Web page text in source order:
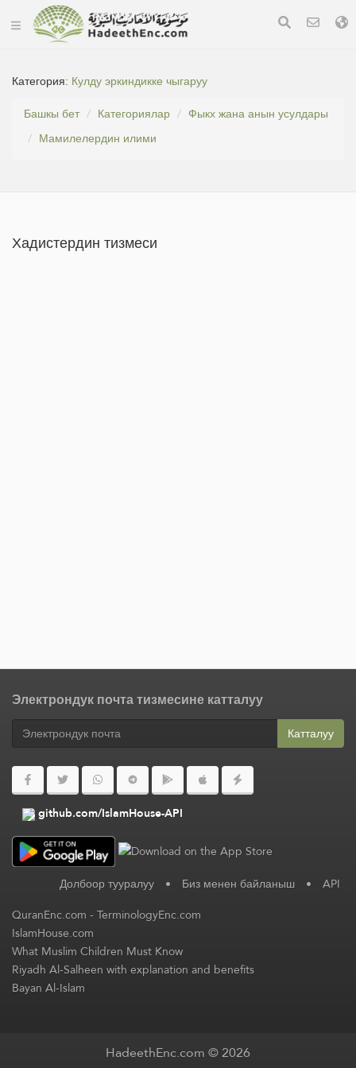
Категория: Кулду эркиндикке чыгаруу
Башкы бет
Категориялар
Фыкх жана анын усулдары
Мамилелердин илими
Хадистердин тизмеси
Электрондук почта тизмесине катталуу
Катталуу
github.com/IslamHouse-API
Долбоор тууралуу • Биз менен байланыш • API
QuranEnc.com-TerminologyEnc.com
IslamHouse.com
What Muslim Children Must Know
Riyadh Al-Salheen with explanation and benefits
Bayan Al-Islam
HadeethEnc.com © 2026